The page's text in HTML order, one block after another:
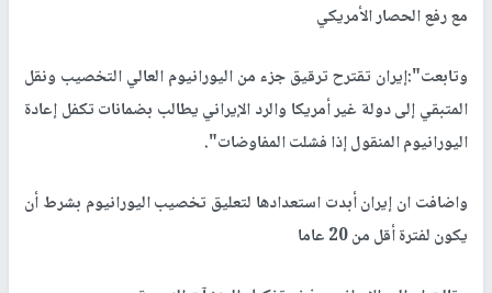
مع رفع الحصار الأمريكي
وتابعت":إيران تقترح ترقيق جزء من اليورانيوم العالي التخصيب ونقل
المتبقي إلى دولة غير أمريكا والرد الإيراني يطالب بضمانات تكفل إعادة
اليورانيوم المنقول إذا فشلت المفاوضات".
واضافت ان إيران أبدت استعدادها لتعليق تخصيب اليورانيوم بشرط أن
يكون لفترة أقل من 20 عاما